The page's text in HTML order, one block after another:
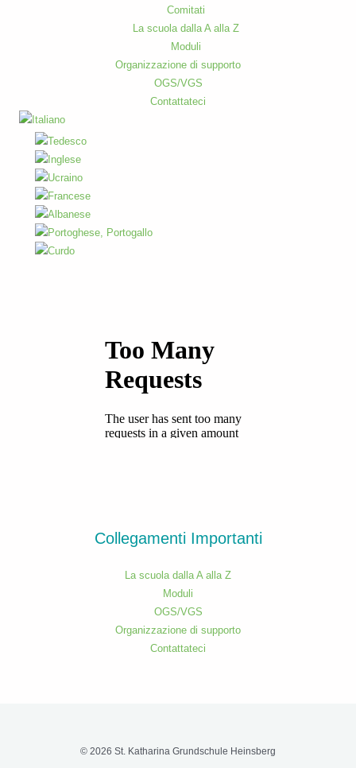
Comitati
La scuola dalla A alla Z
Moduli
Organizzazione di supporto
OGS/VGS
Contattateci
Collegamenti Importanti
La scuola dalla A alla Z
Moduli
OGS/VGS
Organizzazione di supporto
Contattateci
© 2026 St. Katharina Grundschule Heinsberg